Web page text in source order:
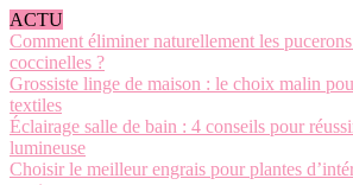
ACTU
Comment éliminer naturellement les
coccinelles ?
Grossiste linge de maison : le choix malin
textiles
Éclairage salle de bain : 4 conseils pour
lumineuse
Choisir le meilleur engrais pour plantes